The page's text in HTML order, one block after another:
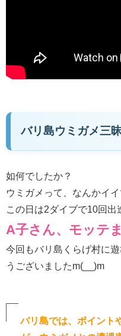
バリ島ウミガメ三
如何でしたか？
ウミガメって、なんかイ
この日は2ダイブで10回出
A子さん、モッテ
今回もバリ島くらげ村に
うございましたm(__)m
バリ島では、ポイント